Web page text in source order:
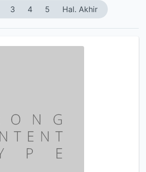
3 4 5 Hal. Akhir